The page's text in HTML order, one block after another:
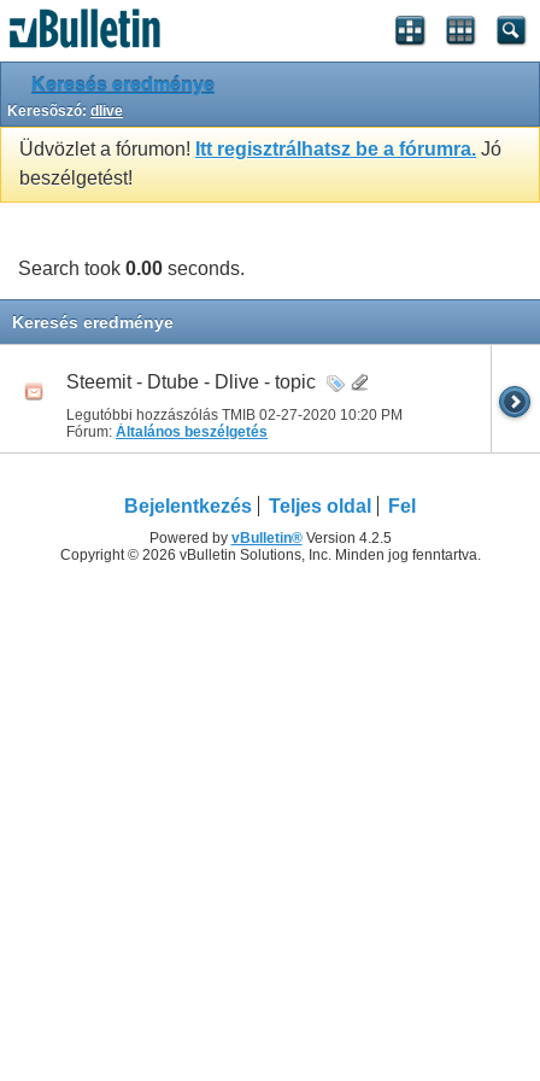
Keresés eredménye
Keresõszó: dlive
Üdvözlet a fórumon! Itt regisztrálhatsz be a fórumra. Jó
beszélgetést!
Search took 0.00 seconds.
Keresés eredménye
Steemit - Dtube - Dlive - topic
Legutóbbi hozzászólás TMIB 02-27-2020 10:20 PM
Fórum: Általános beszélgetés
Bejelentkezés Teljes oldal Fel
Powered by vBulletin®Version 4.2.5
Copyright © 2026 vBulletin Solutions, Inc. Minden jog fenntartva.